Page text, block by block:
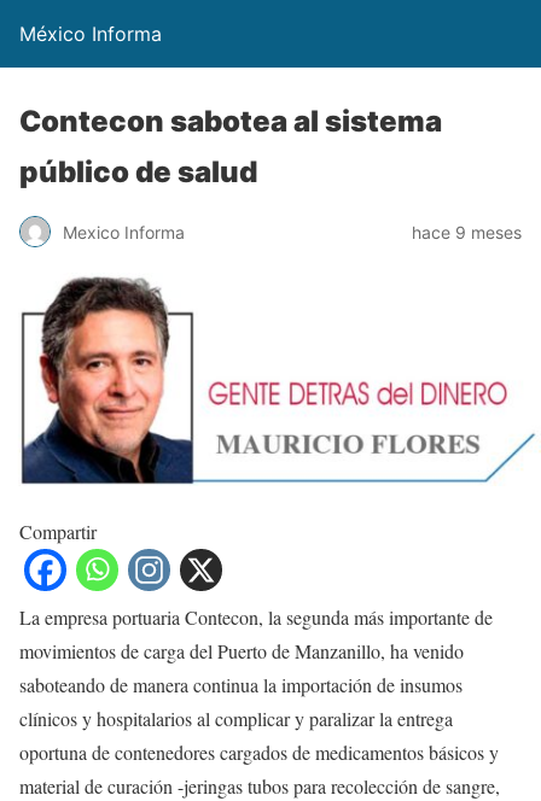
México Informa
Contecon sabotea al sistema
público de salud
Mexico Informa hace 9 meses
Compartir
La empresa portuaria Contecon, la segunda más importante de
movimientos de carga del Puerto de Manzanillo, ha venido
saboteando de manera continua la importación de insumos
clínicos y hospitalarios al complicar y paralizar la entrega
oportuna de contenedores cargados de medicamentos básicos y
material de curación -jeringas tubos para recolección de sangre,